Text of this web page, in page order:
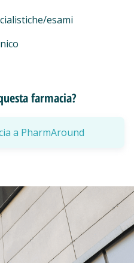
esami
farmacia?
a PharmAround